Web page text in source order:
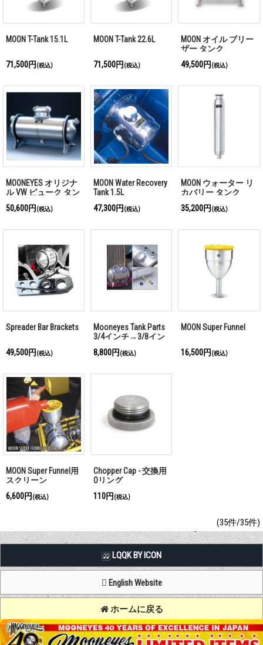
MOON T-Tank 15.1L
71,500円 (税込)
MOON T-Tank 22.6L
71,500円 (税込)
MOON オイル ブリー
ザー タンク
49,500円 (税込)
MOONEYES オリジナ
ル VW ピューク タン
ク
50,600円 (税込)
MOON Water Recovery
Tank 1.5L
47,300円 (税込)
MOON ウォーター リ
カバリー タンク
35,200円 (税込)
Spreader Bar Brackets
49,500円 (税込)
Mooneyes Tank Parts
3/4インチ→3/8イン
8,800円 (税込)
MOON Super Funnel
16,500円 (税込)
MOON Super Funnel用
スクリーン
6,600円 (税込)
Chopper Cap - 交換用
Oリング
110円 (税込)
(35件/35件)
LQQK BY ICON
English Website
ホームに戻る
Copyright (C) MOON OF JAPAN, INC. All Rights Reserved.